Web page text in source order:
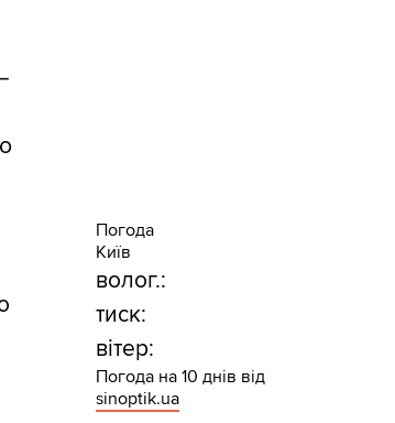
Погода
Київ
волог.:
тиск:
вітер:
Погода на 10 днів від
sinoptik.ua